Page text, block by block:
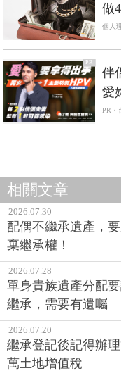
做
個人
PR
伴
愛
PR・
相關文章
2026.07.30
配偶不繼承遺產，
棄繼承權！
2026.07.28
單身貴族遺產分配
繼承，需要有遺囑
2026.07.20
繼承登記後記得辦
萬土地增值稅